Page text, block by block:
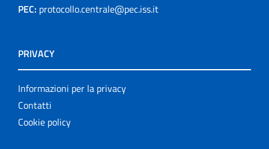
PEC: protocollo.centrale@pec.iss.it
PRIVACY
Informazioni per la privacy
Contatti
Cookie policy